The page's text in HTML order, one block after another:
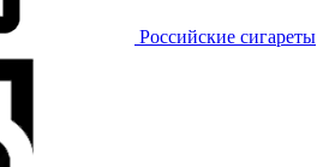
Российские сигареты